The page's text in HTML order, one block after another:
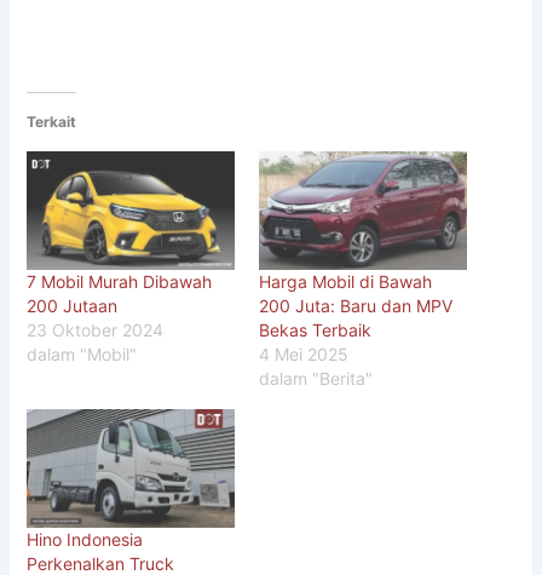
Terkait
7 Mobil Murah Dibawah
200 Jutaan
23 Oktober 2024
dalam "Mobil"
Harga Mobil di Bawah
200 Juta: Baru dan MPV
Bekas Terbaik
4 Mei 2025
dalam "Berita"
Hino Indonesia
Perkenalkan Truck